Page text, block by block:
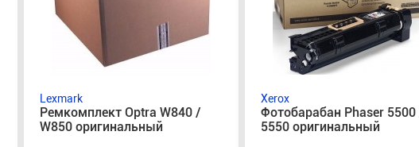
Lexmark
Ремкомплект Optra W840 /
W850 оригинальный
Xerox
Фотобарабан Phaser 5500
5550 оригинальный